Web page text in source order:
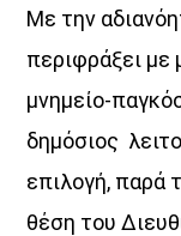
Με την
περιφράξει με
μνημείο-
δημόσιος
επιλογή, παρά
θέση του